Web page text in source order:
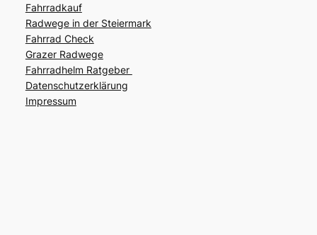
Fahrradkauf
Radwege in der Steiermark
Fahrrad Check
Grazer Radwege
Fahrradhelm Ratgeber
Datenschutzerklärung
Impressum